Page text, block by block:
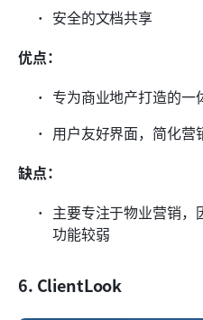
安全的文档共享
优点：
专为商业地产打造的一
用户友好界面，简化营
缺点：
主要专注于物业营销
功能较弱
6. ClientLook